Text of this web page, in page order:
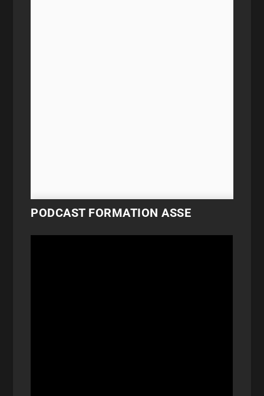
PODCAST FORMATION ASSE